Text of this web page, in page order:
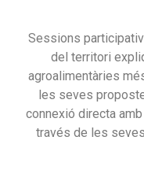
Sessions
del territori
agroalimentàries
les seves
connexió directa
través de les